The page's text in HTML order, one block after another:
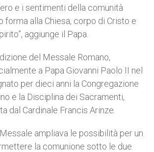
e i sentimenti della comunità
forma alla Chiesa, corpo di Cristo e
aggiunge il Papa.
del Messale Romano,
a Papa Giovanni Paolo II nel
per dieci anni la Congregazione
e la Disciplina dei Sacramenti,
dal Cardinale Francis Arinze.
ampliava le possibilità per un
la comunione sotto le due